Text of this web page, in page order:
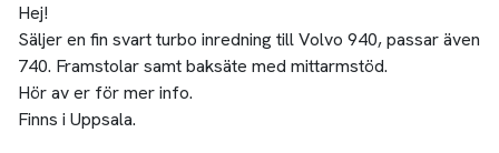
Hej!
Säljer en fin svart turbo inredning till Volvo 940, passar även
740. Framstolar samt baksäte med mittarmstöd.
Hör av er för mer info.
Finns i Uppsala.